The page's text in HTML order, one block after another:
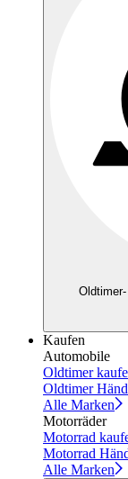
Kaufen
Automobile
Oldtimer
Oldtimer
Alle Marken
Motorräder
Motorrad
Motorrad
Alle Marken